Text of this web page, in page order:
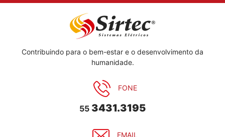
Contribuindo para o bem-estar e o desenvolvimento da
humanidade.
FONE
55 3431.3195
EMAIL